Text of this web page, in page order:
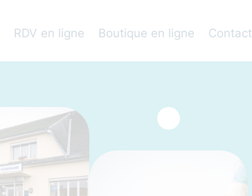
RDV en ligne Boutique en ligne Contact